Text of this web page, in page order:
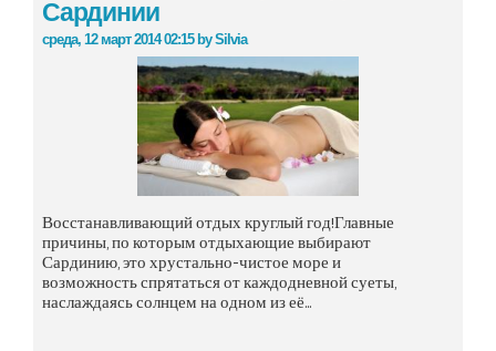
Сардинии
среда, 12 март 2014 02:15 bySilvia
Восстанавливающий отдых круглый год!Главные
причины, по которым отдыхающие выбирают
Сардинию, это хрустально-чистое море и
возможность спрятаться от каждодневной суеты,
наслаждаясь солнцем на одном из её...